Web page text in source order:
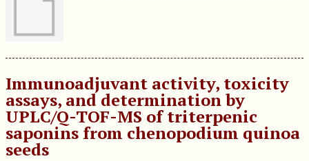
Immunoadjuvant activity, toxicity
assays, and determination by
UPLC/Q-TOF-MS of triterpenic
saponins from chenopodium quinoa
seeds